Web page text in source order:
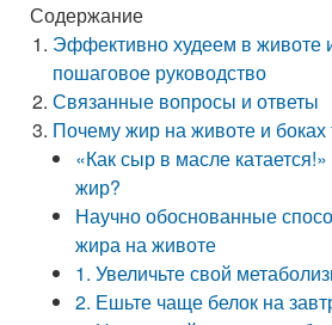
Содержание
Эффективно худеем в животе
пошаговое руководство
Связанные вопросы и ответы
Почему жир на животе и боках
«Как сыр в масле
жир?
Научно обоснованные
жира на животе
1. Увеличьте свой
2. Ешьте чаще белок на